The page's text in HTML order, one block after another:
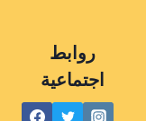
روابط
اجتماعية